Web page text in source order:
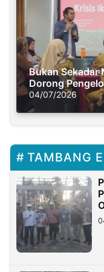
Bukan Sekadar
Dorong
Solusi Krisis
04/07/2026
TAMBANG